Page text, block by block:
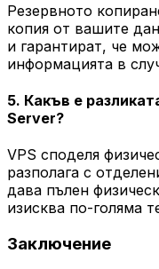
Резервното
копия от вашите
и гарантират, че
информацията в
5. Какъв е
Server?
VPS споделя
разполага с
дава пълен
изисква по-голяма
Заключение